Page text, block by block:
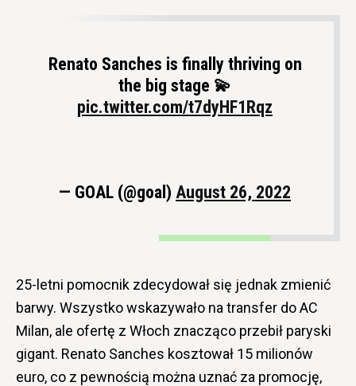
Renato Sanches is finally thriving on
the big stage 💫
pic.twitter.com/t7dyHF1Rqz
— GOAL (@goal) August 26, 2022
25-letni pomocnik zdecydował się jednak zmienić
barwy. Wszystko wskazywało na transfer do AC
Milan, ale ofertę z Włoch znacząco przebił paryski
gigant. Renato Sanches kosztował 15 milionów
euro, co z pewnością można uznać za promocję,